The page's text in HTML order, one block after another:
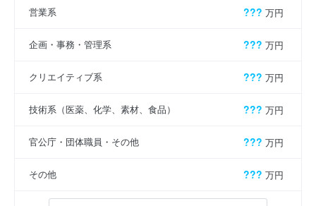
営業系 ??? 万円
企画・事務・管理系 ??? 万円
クリエイティブ系 ??? 万円
技術系（医薬、化学、素材、食品） ??? 万円
官公庁・団体職員・その他 ??? 万円
その他 ??? 万円